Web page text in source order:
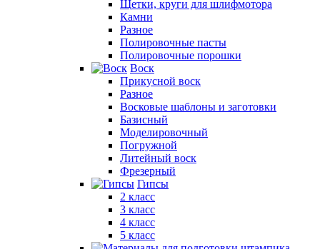
Щетки, круги для шлифмотора
Камни
Разное
Полировочные пасты
Полировочные порошки
Воск
Прикусной воск
Разное
Восковые шаблоны и заготовки
Базисный
Моделировочный
Погружной
Литейный воск
Фрезерный
Гипсы
2 класс
3 класс
4 класс
5 класс